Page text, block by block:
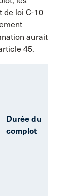
de loi C-10
aurait
45.
Durée du
complot